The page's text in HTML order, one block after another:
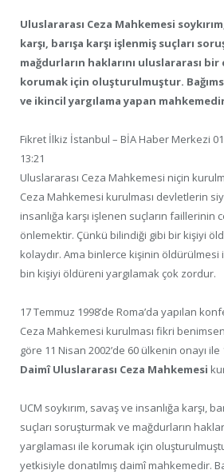
Uluslararası Ceza Mahkemesi
karşı, barışa karşı işlenmiş suçları
mağdurların haklarını uluslararası bir
korumak için oluşturulmuştur.
ve ikincil yargılama yapan
Fikret İlkiz İstanbul – BİA Haber Merkezi
13:21
Uluslararası Ceza Mahkemesi niçin
Ceza Mahkemesi kurulması devletlerin
insanlığa karşı işlenen suçların faillerinin
önlemektir. Çünkü bilindiği gibi bir kişiyi
kolaydır. Ama binlerce kişinin
bin kişiyi öldüreni yargılamak çok zordur.
17 Temmuz 1998’de Roma’da yapılan
Ceza Mahkemesi kurulması fikri
göre 11 Nisan 2002’de 60 ülkenin onayı ile
Daimî Uluslararası Ceza Mahkemesi
UCM soykırım, savaş ve insanlığa karşı,
suçları soruşturmak ve mağdurların
yargılaması ile korumak için
yetkisiyle donatılmış daimî mahkemedir.